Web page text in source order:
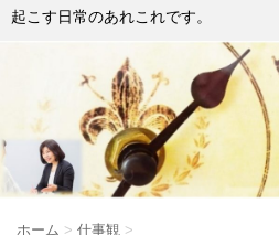
起こす日常のあれこれです。
ホーム > 仕事観 >